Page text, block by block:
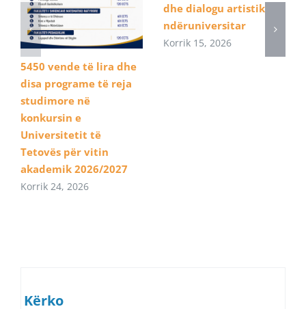
5450 vende të lira dhe
disa programe të reja
studimore në
konkursin e
Universitetit të
Tetovës për vitin
akademik 2026/2027
Korrik 24, 2026
dhe dialogu artistik
ndëruniversitar
Korrik 15, 2026
Kërko